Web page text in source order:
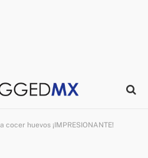
cocer huevos ¡IMPRESIONANTE!